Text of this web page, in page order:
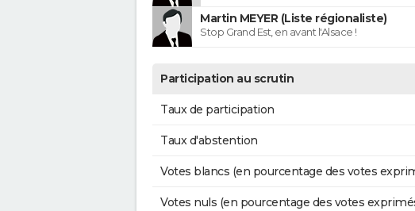
Martin MEYER (Liste régionaliste)
Stop Grand Est, en avant l'Alsace !
Participation au scrutin
Taux de participation
Taux d'abstention
Votes blancs (en pourcentage des votes
Votes nuls (en pourcentage des votes